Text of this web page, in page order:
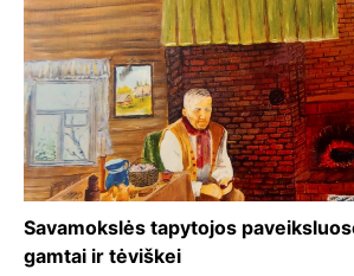
Savamokslės tapytojos
gamtai ir tėviškei